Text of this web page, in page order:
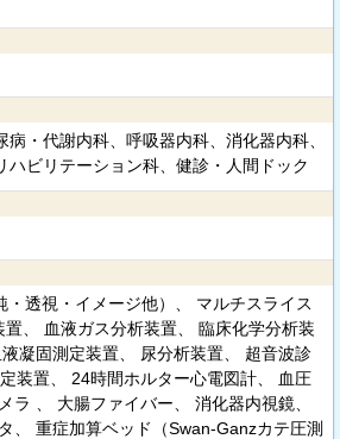
・代謝内科、呼吸器内科、消化器内科、
ハビリテーション科、健診・人間ドック
・透視・イメージ他）、 マルチスライス
、 血液ガス分析装置、 臨床化学分析装
凝固測定装置、 尿分析装置、 超音波診
装置、 24時間ホルター心電図計、 血圧
ラ 、 大腸ファイバー、 消化器内視鏡、
、 重症加算ベッド（Swan-Ganzカテ圧測